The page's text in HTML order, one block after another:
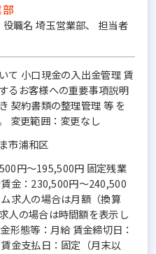
職名 埼玉営業部、 担当者
て 小口現金の入出金管理 賃
るお客様への重要事項説明
契約書類の整理管理 等 を
変更範囲：変更なし
市浦和区
円〜195,500円 固定残業
金：230,500円～240,500
求人の場合は月額（換算
人の場合は時間額を表示し
形態等：月給 賃金締切日：
金支払日：固定（月末以